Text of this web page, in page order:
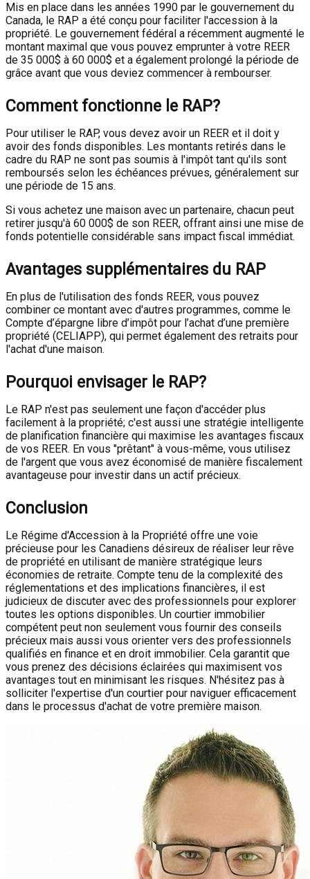
Mis en place dans les années 1990 par le gouvernement du
Canada, le RAP a été conçu pour faciliter l'accession à la
propriété. Le gouvernement fédéral a récemment augmenté le
montant maximal que vous pouvez emprunter à votre REER
de 35 000$ à 60 000$ et a également prolongé la période de
grâce avant que vous deviez commencer à rembourser.
Comment fonctionne le RAP?
Pour utiliser le RAP, vous devez avoir un REER et il doit y
avoir des fonds disponibles. Les montants retirés dans le
cadre du RAP ne sont pas soumis à l'impôt tant qu'ils sont
remboursés selon les échéances prévues, généralement sur
une période de 15 ans.
Si vous achetez une maison avec un partenaire, chacun peut
retirer jusqu'à 60 000$ de son REER, offrant ainsi une mise de
fonds potentielle considérable sans impact fiscal immédiat.
Avantages supplémentaires du RAP
En plus de l'utilisation des fonds REER, vous pouvez
combiner ce montant avec d'autres programmes, comme le
Compte d’épargne libre d’impôt pour l’achat d’une première
propriété (CELIAPP), qui permet également des retraits pour
l'achat d'une maison.
Pourquoi envisager le RAP?
Le RAP n'est pas seulement une façon d'accéder plus
facilement à la propriété; c'est aussi une stratégie intelligente
de planification financière qui maximise les avantages fiscaux
de vos REER. En vous "prêtant" à vous-même, vous utilisez
de l'argent que vous avez économisé de manière fiscalement
avantageuse pour investir dans un actif précieux.
Conclusion
Le Régime d'Accession à la Propriété offre une voie
précieuse pour les Canadiens désireux de réaliser leur rêve
de propriété en utilisant de manière stratégique leurs
économies de retraite. Compte tenu de la complexité des
réglementations et des implications financières, il est
judicieux de discuter avec des professionnels pour explorer
toutes les options disponibles. Un courtier immobilier
compétent peut non seulement vous fournir des conseils
précieux mais aussi vous orienter vers des professionnels
qualifiés en finance et en droit immobilier. Cela garantit que
vous prenez des décisions éclairées qui maximisent vos
avantages tout en minimisant les risques. N'hésitez pas à
solliciter l'expertise d'un courtier pour naviguer efficacement
dans le processus d'achat de votre première maison.